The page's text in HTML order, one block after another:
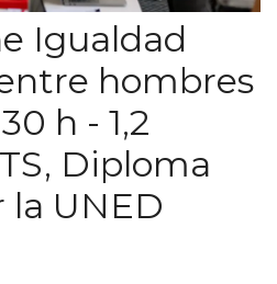
Igualdad
hombres
h - 1,2
Diploma
UNED